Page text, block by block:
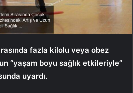
fazla kilolu veya obez
“yaşam boyu sağlık etkileriyle”
uyardı.